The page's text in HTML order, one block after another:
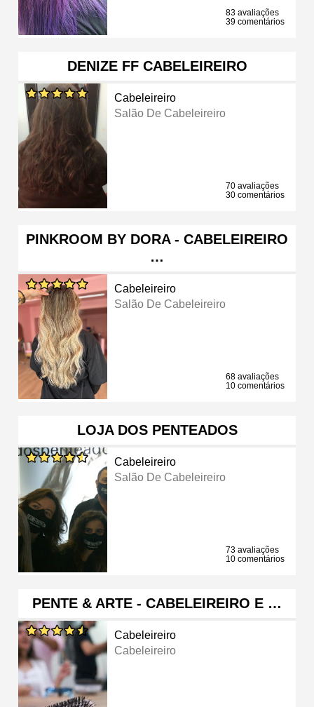
83 avaliações
39 comentários
DENIZE FF CABELEIREIRO
Cabeleireiro
Salão De Cabeleireiro
70 avaliações
30 comentários
PINKROOM BY DORA - CABELEIREIRO
…
Cabeleireiro
Salão De Cabeleireiro
68 avaliações
10 comentários
LOJA DOS PENTEADOS
Cabeleireiro
Salão De Cabeleireiro
73 avaliações
10 comentários
PENTE & ARTE - CABELEIREIRO E …
Cabeleireiro
Cabeleireiro